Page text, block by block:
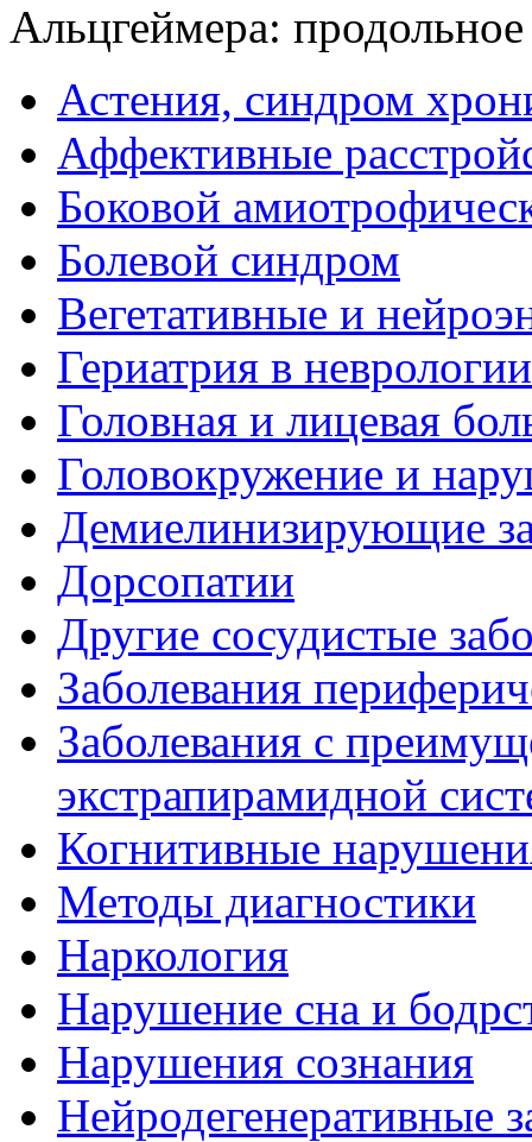
Альцгеймера:
Астения, синдром
Аффективные
Боковой
Болевой синдром
Вегетативные и
Гериатрия в неврологии
Головная и лицевая
Головокружение и
Демиелинизирующие
Дорсопатии
Другие сосудистые
Заболевания
Заболевания с
экстрапирамидной
Когнитивные
Методы диагностики
Наркология
Нарушение сна и
Нарушения сознания
Нейродегенеративные